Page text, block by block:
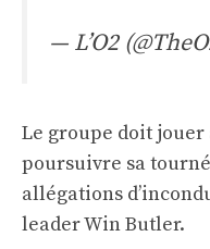
— L’O2
Le groupe doit jouer
poursuivre sa
allégations
leader Win Butler.